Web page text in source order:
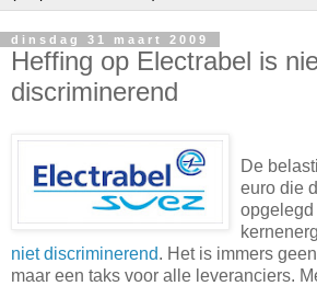
dinsdag 31 maart 2009
Heffing op Electrabel is
discriminerend
De
euro die
niet discriminerend. Het is immers
maar een taks voor alle leveranciers.